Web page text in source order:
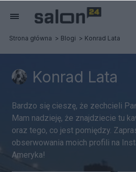
Strona główna Blogi Konrad Lata
Konrad Lata
Bardzo się cieszę, że zechcieli
Mam nadzieję, że znajdziecie tu
oraz tego, co jest pomiędzy.
obserwowania moich profili na
Ameryka!